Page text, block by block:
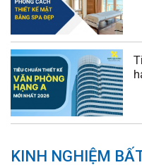
KINH NGHIỆM